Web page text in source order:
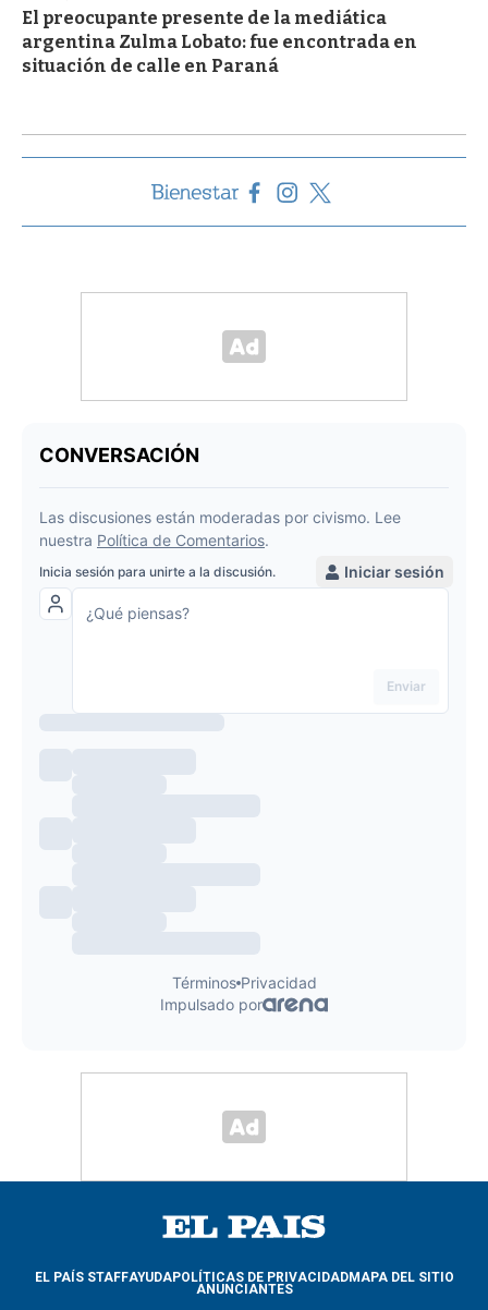
El preocupante presente de la mediática
argentina Zulma Lobato: fue encontrada en
situación de calle en Paraná
EL PAÍS STAFFAYUDAPOLÍTICAS DE PRIVACIDADMAPA DEL SITIO
ANUNCIANTES